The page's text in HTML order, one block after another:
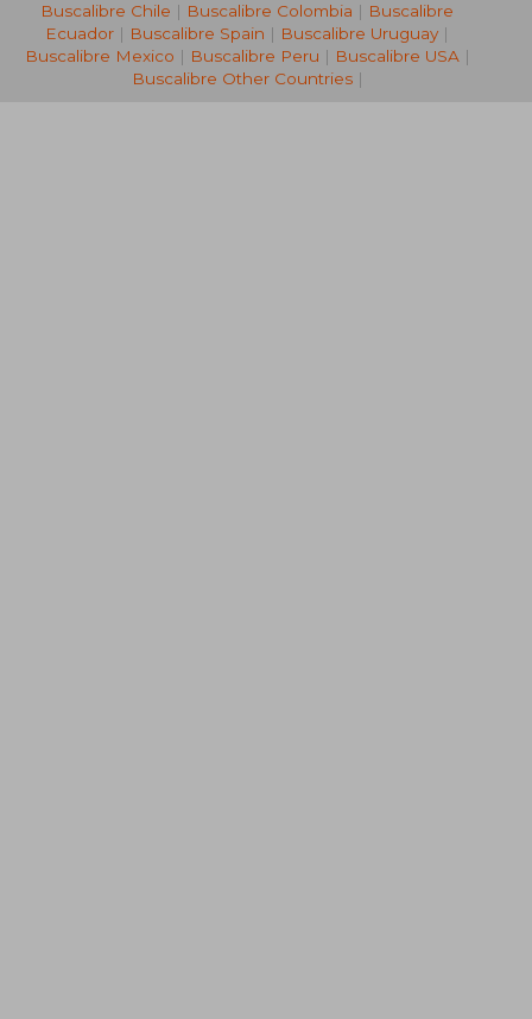
R 439
Buscalibre Chile | Buscalibre Colombia | Buscalibre
Ecuador | Buscalibre Spain | Buscalibre Uruguay |
Buscalibre Mexico | Buscalibre Peru | Buscalibre USA|
Buscalibre Other Countries|